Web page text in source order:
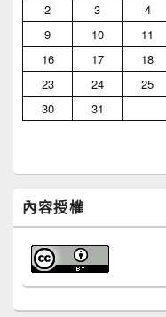
2
3 4
9
10 11
16
17 18
23
24 25
30
31
內容授權